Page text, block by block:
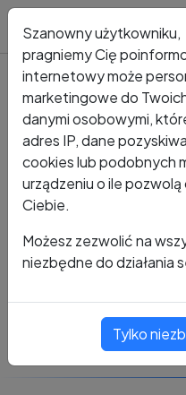
Kto dzwonił? Numer +48
+48
Szanowny użytkowniku,
pragniemy Cię
internetowy może
marketingowe do
danymi osobowymi,
adres IP, dane
cookies lub podobnych
urządzeniu o ile
Ciebie.
Możesz zezwolić na
niezbędne do działania
Tylko